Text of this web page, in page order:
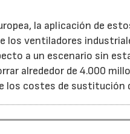
la aplicación de
los ventiladores
a un escenario sin
alrededor de 4.000
los costes de sustitución